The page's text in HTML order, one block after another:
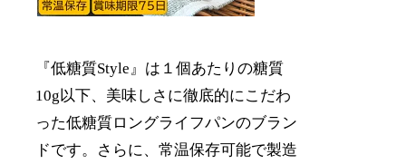
『低糖質Style』は１個あたりの糖質
10g以下、美味しさに徹底的にこだわ
った低糖質ロングライフパンのブラン
ドです。さらに、常温保存可能で製造